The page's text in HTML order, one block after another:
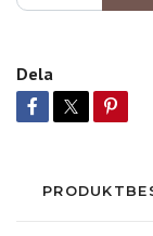
Dela